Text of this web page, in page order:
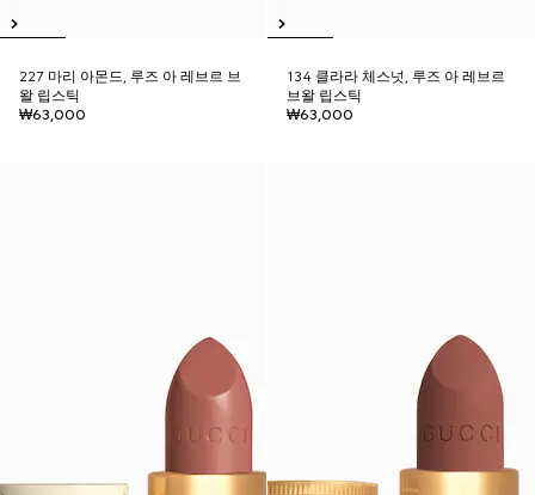
227 마리 아몬드, 루즈 아 레브르 브
왈 립스틱
₩63,000
134 클라라 체스넛, 루즈 아 레브르
브왈 립스틱
₩63,000